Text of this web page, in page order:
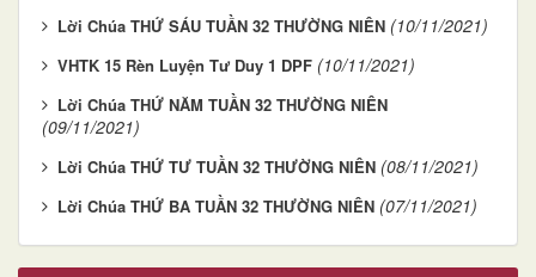
Lời Chúa THỨ SÁU TUẦN 32 THƯỜNG NIÊN (10/11/2021)
VHTK 15 Rèn Luyện Tư Duy 1 DPF (10/11/2021)
Lời Chúa THỨ NĂM TUẦN 32 THƯỜNG NIÊN
(09/11/2021)
Lời Chúa THỨ TƯ TUẦN 32 THƯỜNG NIÊN (08/11/2021)
Lời Chúa THỨ BA TUẦN 32 THƯỜNG NIÊN (07/11/2021)